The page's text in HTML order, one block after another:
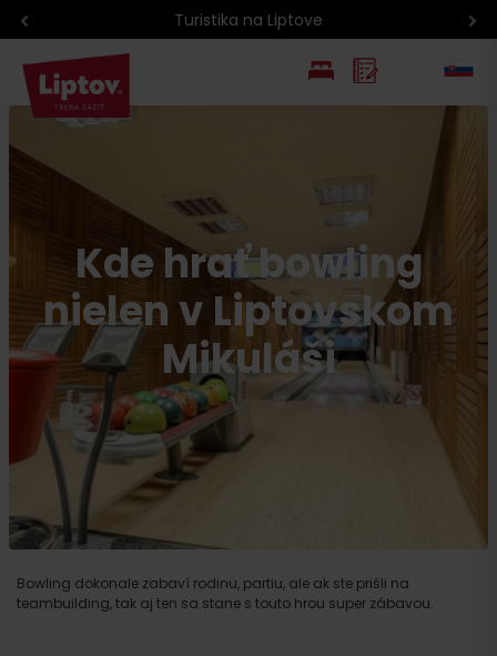
Turistika na Liptove
Kde hrať bowling
nielen v Liptovskom
Mikuláši
Bowling dokonale zabaví rodinu, partiu, ale ak ste prišli na
teambuilding, tak aj ten sa stane s touto hrou super zábavou.